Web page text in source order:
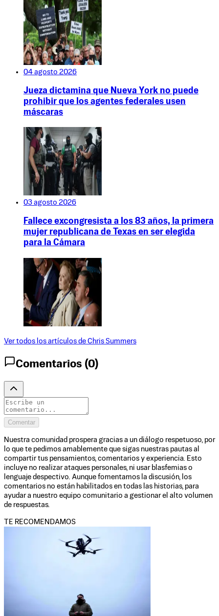
04 agosto 2026
Jueza dictamina que Nueva York no puede
prohibir que los agentes federales usen
máscaras
03 agosto 2026
Fallece excongresista a los 83 años, la primera
mujer republicana de Texas en ser elegida
para la Cámara
Ver todos los artículos de Chris Summers
Comentarios (0)
Comentar
Nuestra comunidad prospera gracias a un diálogo respetuoso, por
lo que te pedimos amablemente que sigas nuestras pautas al
compartir tus pensamientos, comentarios y experiencia. Esto
incluye no realizar ataques personales, ni usar blasfemias o
lenguaje despectivo. Aunque fomentamos la discusión, los
comentarios no están habilitados en todas las historias, para
ayudar a nuestro equipo comunitario a gestionar el alto volumen
de respuestas.
TE RECOMENDAMOS